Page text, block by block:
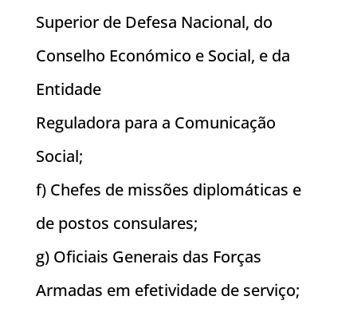
Superior de Defesa Nacional, do
Conselho Económico e Social, e da
Entidade
Reguladora para a Comunicação
Social;
f) Chefes de missões diplomáticas e
de postos consulares;
g) Oficiais Generais das Forças
Armadas em efetividade de serviço;